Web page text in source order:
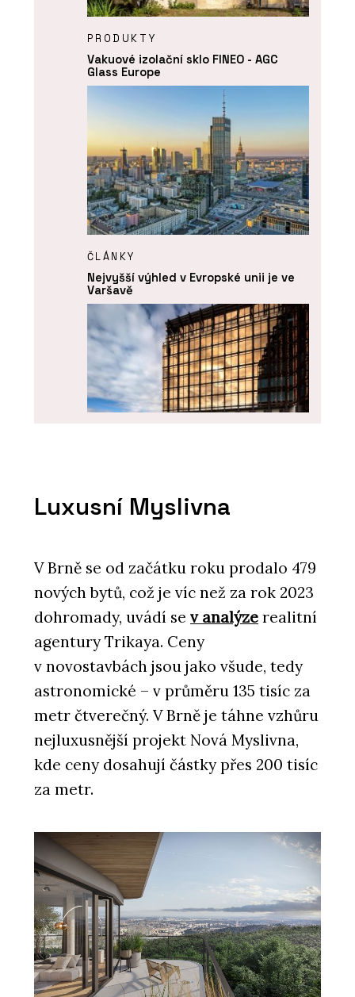
PRODUKTY
Vakuové izolační sklo FINEO - AGC
Glass Europe
ČLÁNKY
Nejvyšší výhled v Evropské unii je ve
Varšavě
Coating on Demand - AGC Glass
Europe
ČLÁNKY
Seznamte se s polskými mrakodrapy
ve Varšavě. Komplex HUB je
multifunkční, UNIT má dračí kůži
PRODUKTY
Skla s protislunečním povlakem
Energy a Stopray - AGC Glass Europe
Luxusní Myslivna
V Brně se od začátku roku prodalo 479
nových bytů, což je víc než za rok 2023
dohromady, uvádí se v analýze realitní
agentury Trikaya. Ceny
v novostavbách jsou jako všude, tedy
astronomické – v průměru 135 tisíc za
metr čtverečný. V Brně je táhne vzhůru
nejluxusnější projekt Nová Myslivna,
kde ceny dosahují částky přes 200 tisíc
za metr.